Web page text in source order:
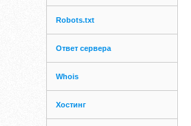
Robots.txt
Ответ сервера
Whois
Хостинг